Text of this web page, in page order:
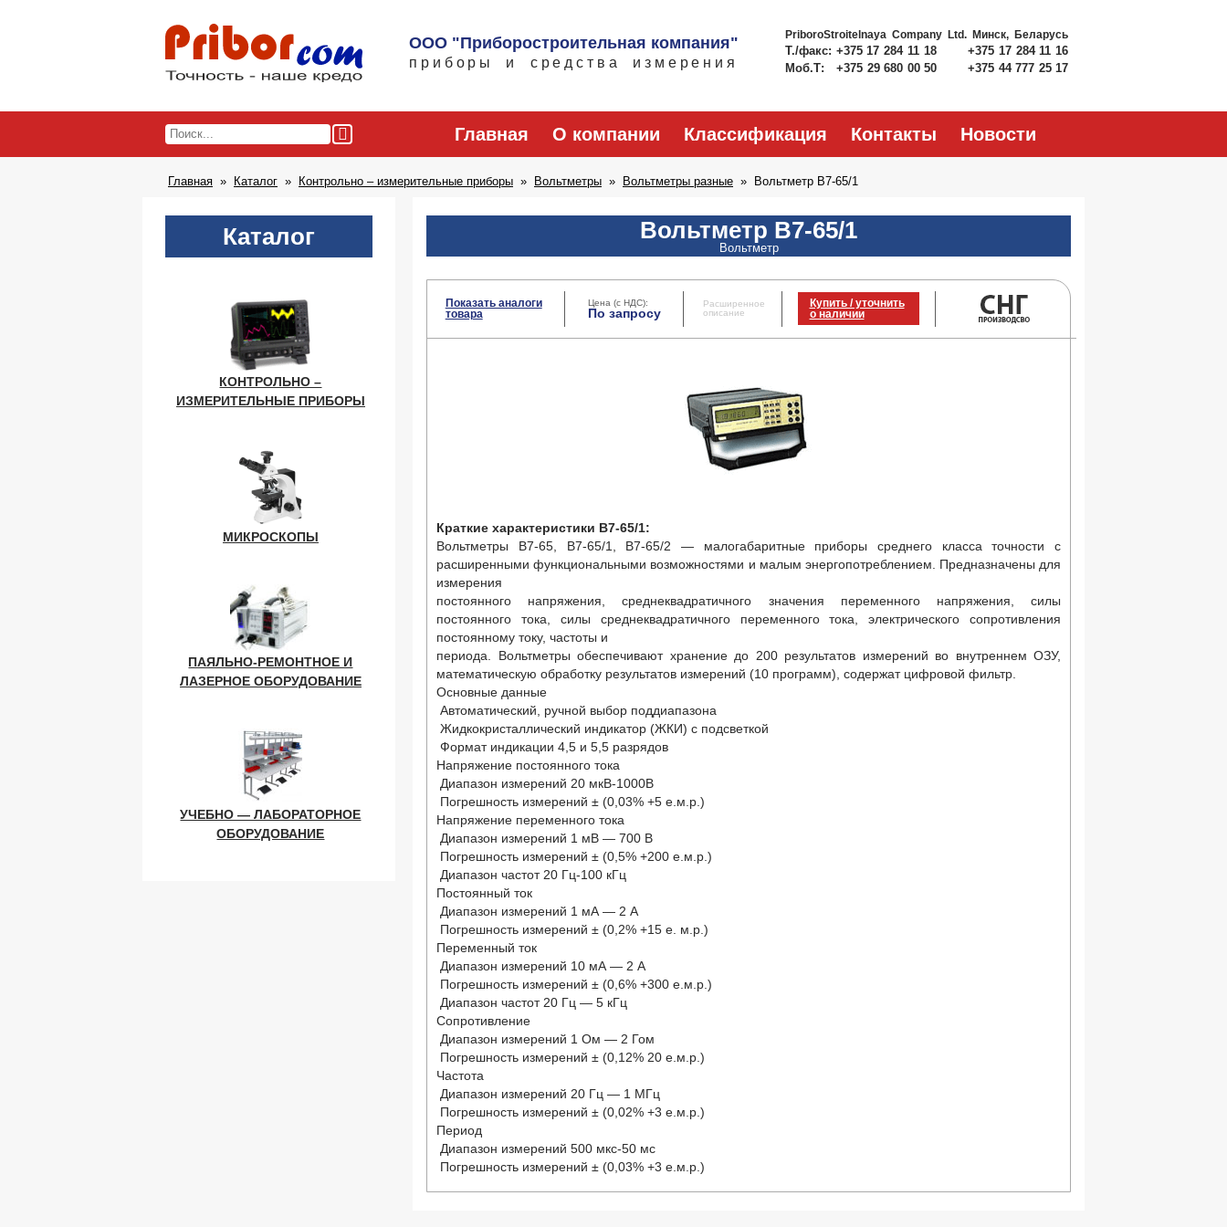
ООО "Приборостроительная компания"
приборы и средства измерения
PriboroStroitelnaya Company Ltd. Минск, Беларусь
Т./факс: +375 17 284 11 18
+375 17 284 11 16
Моб.Т:
+375 29 680 00 50 +375 44 777 25 17
Главная О компании Классификация Контакты Новости
Главная Каталог Контрольно – измерительные приборы Вольтметры Вольтметры разные Вольтметр В7-65/1
Каталог
КОНТРОЛЬНО –
ИЗМЕРИТЕЛЬНЫЕ ПРИБОРЫ
МИКРОСКОПЫ
ПАЯЛЬНО-РЕМОНТНОЕ И
ЛАЗЕРНОЕ ОБОРУДОВАНИЕ
УЧЕБНО — ЛАБОРАТОРНОЕ
ОБОРУДОВАНИЕ
Вольтметр В7-65/1
Вольтметр
Показать аналоги
товара
Цена (с НДС):
По запросу
Расширенное
описание
Купить / уточнить
о наличии
Краткие характеристики В7-65/1:
Вольтметры В7-65, В7-65/1, В7-65/2 — малогабаритные приборы среднего класса точности с
расширенными функциональными возможностями и малым энергопотреблением. Предназначены для
измерения
постоянного напряжения, среднеквадратичного значения переменного напряжения, силы
постоянного тока, силы среднеквадратичного переменного тока, электрического сопротивления
постоянному току, частоты и
периода. Вольтметры обеспечивают хранение до 200 результатов измерений во внутреннем ОЗУ,
математическую обработку результатов измерений (10 программ), содержат цифровой фильтр.
Основные данные
Автоматический, ручной выбор поддиапазона
Жидкокристаллический индикатор (ЖКИ) с подсветкой
Формат индикации 4,5 и 5,5 разрядов
Напряжение постоянного тока
Диапазон измерений 20 мкВ-1000В
Погрешность измерений ± (0,03% +5 е.м.р.)
Напряжение переменного тока
Диапазон измерений 1 мВ — 700 В
Погрешность измерений ± (0,5% +200 е.м.р.)
Диапазон частот 20 Гц-100 кГц
Постоянный ток
Диапазон измерений 1 мА — 2 А
Погрешность измерений ± (0,2% +15 е. м.р.)
Переменный ток
Диапазон измерений 10 мА — 2 А
Погрешность измерений ± (0,6% +300 е.м.р.)
Диапазон частот 20 Гц — 5 кГц
Сопротивление
Диапазон измерений 1 Ом — 2 Гом
Погрешность измерений ± (0,12% 20 е.м.р.)
Частота
Диапазон измерений 20 Гц — 1 МГц
Погрешность измерений ± (0,02% +3 е.м.р.)
Период
Диапазон измерений 500 мкс-50 мс
Погрешность измерений ± (0,03% +3 е.м.р.)